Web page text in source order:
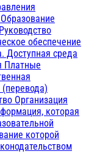
Образование
Руководство
обеспечение
Доступная среда
Платные
Организация
которая
которой